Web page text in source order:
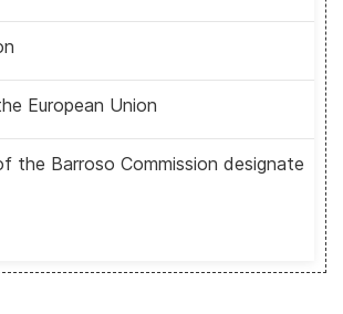
European Union
the Barroso Commission designate